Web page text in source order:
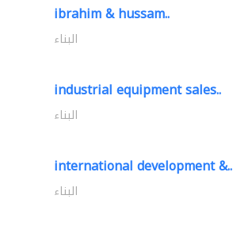
ibrahim & hussam..
البناء
industrial equipment sales..
البناء
international development &..
البناء